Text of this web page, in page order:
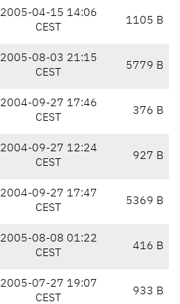
2005-04-15 14:06
CEST
1105 B
2005-08-03 21:15
CEST
5779 B
2004-09-27 17:46
CEST
376 B
2004-09-27 12:24
CEST
927 B
2004-09-27 17:47
CEST
5369 B
2005-08-08 01:22
CEST
416 B
2005-07-27 19:07
CEST
933 B